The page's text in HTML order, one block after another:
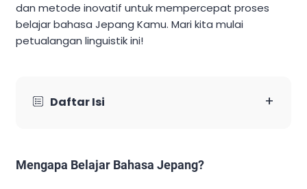
dan metode inovatif untuk mempercepat proses
belajar bahasa Jepang Kamu. Mari kita mulai
petualangan linguistik ini!
Daftar Isi +
Mengapa Belajar Bahasa Jepang?